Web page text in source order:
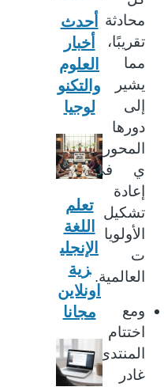
محادثة
تقريبًا،
مما
يشير
إلى
دورها
المحور
ي في
إعادة
تشكيل
الأولويا
العالمية.
ومع
اختتام
المنتدى،
غادر
أحدث
أخبار
العلوم
والتكنو
لوجيا
تعلم
اللغة
الإنجلي
زية
اونلاين
مجانا